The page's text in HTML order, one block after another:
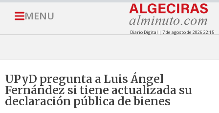
MENU
Diario Digital | 7 de agosto de 2026 22:15
UPyD pregunta a Luis Ángel
Fernández si tiene actualizada su
declaración pública de bienes